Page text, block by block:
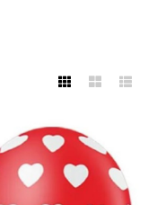
Decoracao Bolinha
Preto
- Pacote C/25